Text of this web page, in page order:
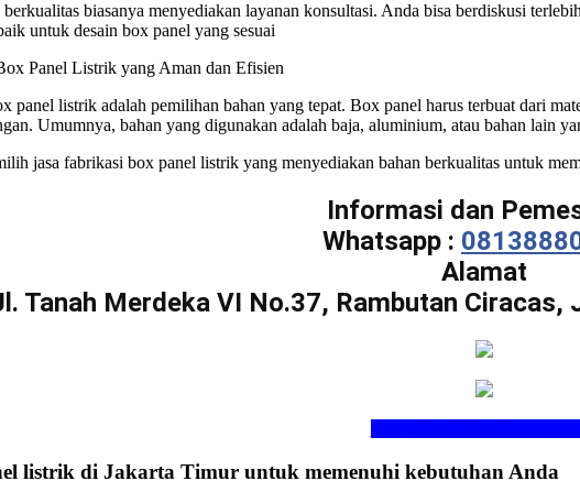
biasanya menyediakan layanan konsultasi. Anda bisa berdiskusi
untuk desain box panel yang sesuai
Panel Listrik yang Aman dan Efisien
panel listrik adalah pemilihan bahan yang tepat. Box panel harus terbuat dari
Umumnya, bahan yang digunakan adalah baja, aluminium, atau bahan lain
jasa fabrikasi box panel listrik yang menyediakan bahan berkualitas untuk
Informasi dan
Whatsapp :
Alamat
Tanah Merdeka VI No.37, Rambutan
listrik di Jakarta Timur untuk memenuhi kebutuhan Anda